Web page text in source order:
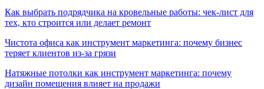
Как выбрать подрядчика на кровельные работы: чек-лист для
тех, кто строится или делает ремонт
Чистота офиса как инструмент маркетинга: почему бизнес
теряет клиентов из-за грязи
Натяжные потолки как инструмент маркетинга: почему
дизайн помещения влияет на продажи